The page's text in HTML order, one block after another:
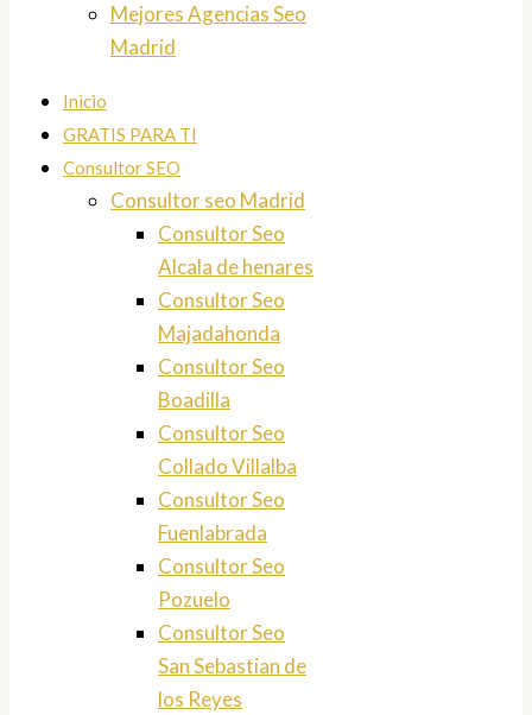
Mejores Agencias Seo
Madrid
Inicio
GRATIS PARA TI
Consultor SEO
Consultor seo Madrid
Consultor Seo
Alcala de henares
Consultor Seo
Majadahonda
Consultor Seo
Boadilla
Consultor Seo
Collado Villalba
Consultor Seo
Fuenlabrada
Consultor Seo
Pozuelo
Consultor Seo
San Sebastian de
los Reyes